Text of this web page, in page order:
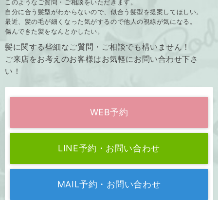
このようなご質問・ご相談をいただきます。
自分に合う髪型がわからないので、似合う髪型を提案してほしい。
最近、髪の毛が細くなった気がするので他人の視線が気になる。
傷んできた髪をなんとかしたい。
髪に関する些細なご質問・ご相談でも構いません！
ご来店をお考えのお客様はお気軽にお問い合わせ下さ
い！
WEB予約
LINE予約・お問い合わせ
MAIL予約・お問い合わせ